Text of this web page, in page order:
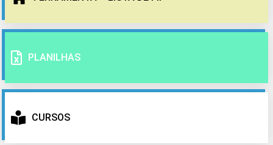
PLANILHAS
CURSOS